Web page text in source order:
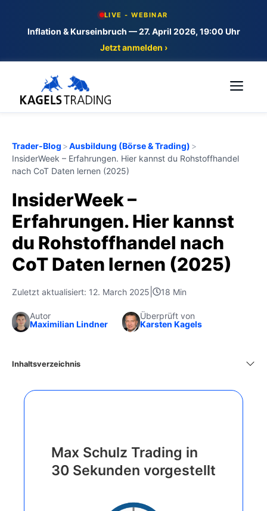
LIVE - WEBINAR
Inflation & Kurseinbruch — 27. April 2026, 19:00 Uhr
Jetzt anmelden ›
Trader-Blog >Ausbildung (Börse & Trading) >
InsiderWeek – Erfahrungen. Hier kannst du Rohstoffhandel
nach CoT Daten lernen (2025)
InsiderWeek –
Erfahrungen. Hier kannst
du Rohstoffhandel nach
CoT Daten lernen (2025)
Zuletzt aktualisiert: 12. March 2025 18 Min
Autor
Maximilian Lindner
Überprüft von
Karsten Kagels
Inhaltsverzeichnis
Max Schulz Trading in
30 Sekunden vorgestellt